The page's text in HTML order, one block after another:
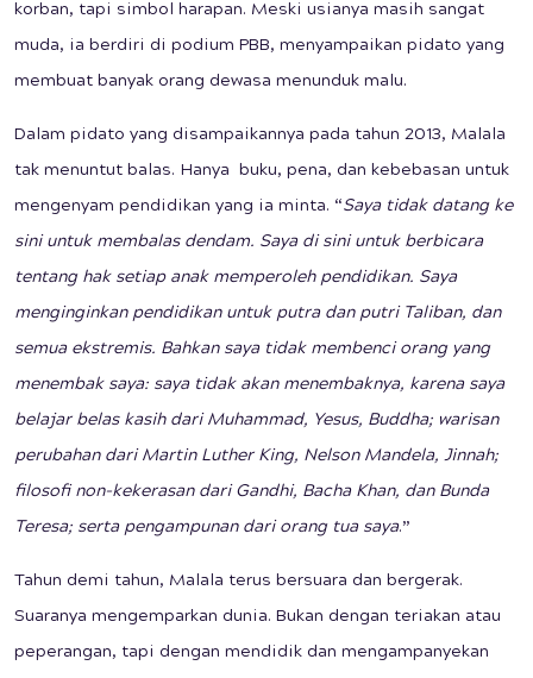
korban, tapi simbol harapan. Meski usianya masih sangat
muda, ia berdiri di podium PBB, menyampaikan pidato yang
membuat banyak orang dewasa menunduk malu.
Dalam pidato yang disampaikannya pada tahun 2013, Malala
tak menuntut balas. Hanya buku, pena, dan kebebasan untuk
mengenyam pendidikan yang ia minta. “Saya tidak datang ke
sini untuk membalas dendam. Saya di sini untuk berbicara
tentang hak setiap anak memperoleh pendidikan. Saya
menginginkan pendidikan untuk putra dan putri Taliban, dan
semua ekstremis. Bahkan saya tidak membenci orang yang
menembak saya: saya tidak akan menembaknya, karena saya
belajar belas kasih dari Muhammad, Yesus, Buddha; warisan
perubahan dari Martin Luther King, Nelson Mandela, Jinnah;
filosofi non-kekerasan dari Gandhi, Bacha Khan, dan Bunda
Teresa; serta pengampunan dari orang tua saya.”
Tahun demi tahun, Malala terus bersuara dan bergerak.
Suaranya mengemparkan dunia. Bukan dengan teriakan atau
peperangan, tapi dengan mendidik dan mengampanyekan